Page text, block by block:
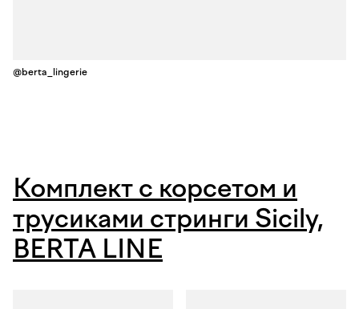
@berta_lingerie
Комплект с корсетом и
трусиками стринги Sicily,
BERTA LINE